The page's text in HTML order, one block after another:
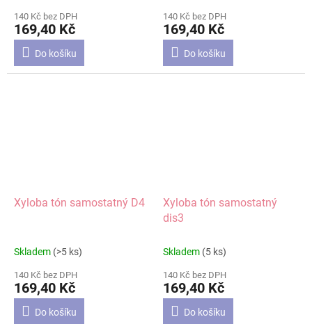
140 Kč bez DPH
169,40 Kč
Do košíku
140 Kč bez DPH
169,40 Kč
Do košíku
Xyloba tón samostatný D4
Skladem (>5 ks)
140 Kč bez DPH
169,40 Kč
Do košíku
Xyloba tón samostatný
dis3
Skladem (5 ks)
140 Kč bez DPH
169,40 Kč
Do košíku